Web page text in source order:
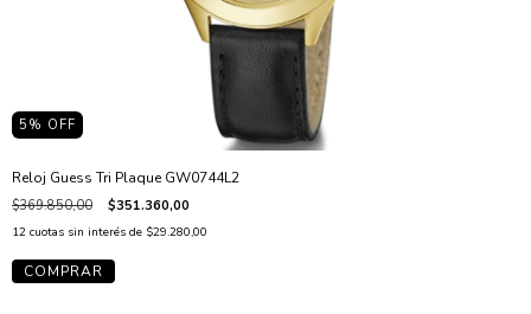
5 % OFF
Reloj Guess Tri Plaque GW0744L2
$369.850,00 $351.360,00
12 cuotas sin interés de $29.280,00